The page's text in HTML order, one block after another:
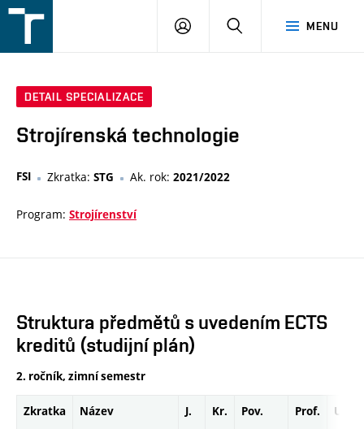
v
MENU
PŘIHLÁŠENÍ
DETAIL SPECIALIZACE
Strojírenská technologie
FSI Zkratka: STG Ak. rok: 2021/2022
Program: Strojírenství
Struktura předmětů s uvedením ECTS
kreditů (studijní plán)
2. ročník, zimní semestr
Zkratka Název J. Kr. Pov. Prof. Uk.